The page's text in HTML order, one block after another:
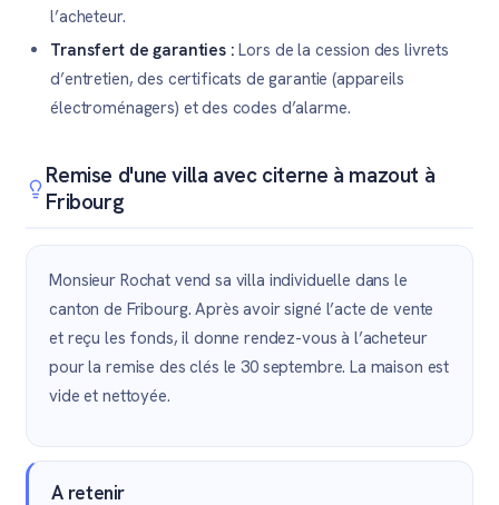
l’acheteur.
Transfert de garanties : Lors de la cession des livrets
d’entretien, des certificats de garantie (appareils
électroménagers) et des codes d’alarme.
Remise d'une villa avec citerne à mazout à
Fribourg
Monsieur Rochat vend sa villa individuelle dans le
canton de Fribourg. Après avoir signé l’acte de vente
et reçu les fonds, il donne rendez-vous à l’acheteur
pour la remise des clés le 30 septembre. La maison est
vide et nettoyée.
A retenir